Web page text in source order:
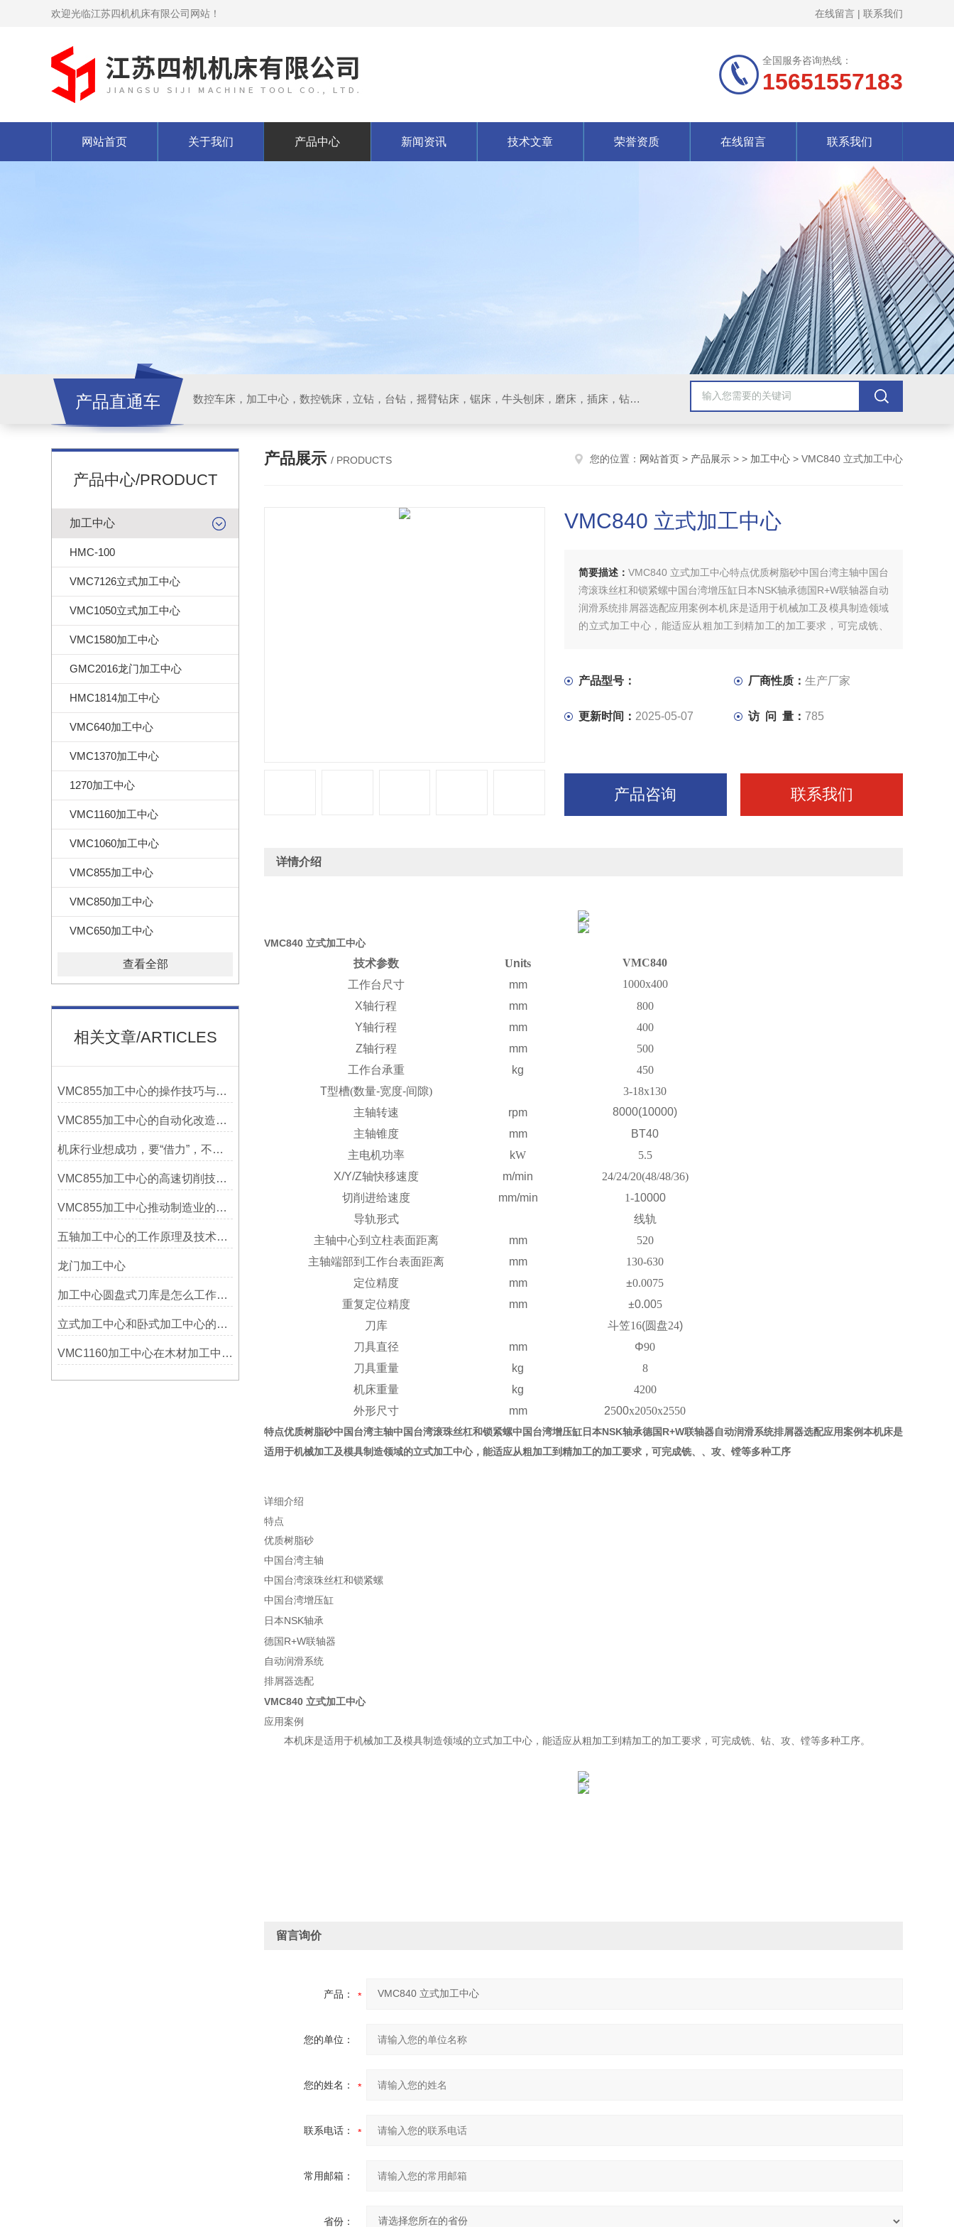
欢迎光临江苏四机机床有限公司网站！ 在线留言 | 联系我们
全国服务咨询热线：
15651557183
网站首页 关于我们 产品中心 新闻资讯 技术文章 荣誉资质 在线留言 联系我们
产品直通车 数控车床，加工中心，数控铣床，立钻，台钻，摇臂钻床，锯床，牛头刨床，磨床，插床，钻铣床，滚齿机
产品中心/PRODUCT
加工中心
HMC-100
VMC7126立式加工中心
VMC1050立式加工中心
VMC1580加工中心
GMC2016龙门加工中心
HMC1814加工中心
VMC640加工中心
VMC1370加工中心
1270加工中心
VMC1160加工中心
VMC1060加工中心
VMC855加工中心
VMC850加工中心
VMC650加工中心
查看全部
相关文章/ARTICLES
VMC855加工中心的操作技巧与维护指南
VMC855加工中心的自动化改造与智能化应用说明
机床行业想成功，要“借力”，不要“尽力”！
VMC855加工中心的高速切削技术介绍
VMC855加工中心推动制造业的发展
五轴加工中心的工作原理及技术优势
龙门加工中心
加工中心圆盘式刀库是怎么工作的？
立式加工中心和卧式加工中心的区别
VMC1160加工中心在木材加工中的应用
产品展示 / PRODUCTS 您的位置： 网站首页 > 产品展示 > > 加工中心 > VMC840 立式加工中心
VMC840 立式加工中心
简要描述： VMC840 立式加工中心特点优质树脂砂中国台湾主轴中国台
湾滚珠丝杠和锁紧螺中国台湾增压缸日本NSK轴承德国R+W联轴器自动
润滑系统排屑器选配应用案例本机床是适用于机械加工及模具制造领域
的立式加工中心，能适应从粗加工到精加工的加工要求，可完成铣、
产品型号： 厂商性质： 生产厂家
更新时间： 2025-05-07 访 问 量： 785
产品咨询 联系我们
详情介绍
VMC840 立式加工中心
技术参数 Units
VMC840
工作台尺寸
mm
1000x400
X轴行程 mm
800
Y轴行程 mm
400
Z轴行程 mm
500
工作台承重
kg
450
T型槽(数量-宽度-间隙)
3-18x130
主轴转速
rpm
8000(10000)
主轴锥度
mm
BT40
主电机功率
kW
5.5
X/Y/Z轴快移速度 m/min 24/24/20(48/48/36)
切削进给速度
mm/min 1-10000
导轨形式
线轨
主轴中心到立柱表面距离
mm
520
主轴端部到工作台表面距离
mm
130-630
定位精度
mm ±0.0075
重复定位精度
mm ±0.005
刀库
斗笠16(圆盘24)
刀具直径
mm Φ90
刀具重量
kg
8
机床重量
kg
4200
外形尺寸
mm 2500x2050x2550
特点优质树脂砂中国台湾主轴中国台湾滚珠丝杠和锁紧螺中国台湾增压缸日本NSK轴承德国R+W联轴器自动润滑系统排屑器选配应用案例本机床是
适用于机械加工及模具制造领域的立式加工中心，能适应从粗加工到精加工的加工要求，可完成铣、、攻、镗等多种工序
详细介绍
特点
优质树脂砂
中国台湾主轴
中国台湾滚珠丝杠和锁紧螺
中国台湾增压缸
日本NSK轴承
德国 R+W联轴器
自动润滑系统
排屑器选配
VMC840 立式加工中心
应用案例
本机床是适用于机械加工及模具制造领域的立式加工中心，能适应从粗加工到精加工的加工要求，可完成铣、钻、攻、镗等多种工序。
留言询价
产品：
您的单位：
您的姓名：
联系电话：
常用邮箱：
省份：